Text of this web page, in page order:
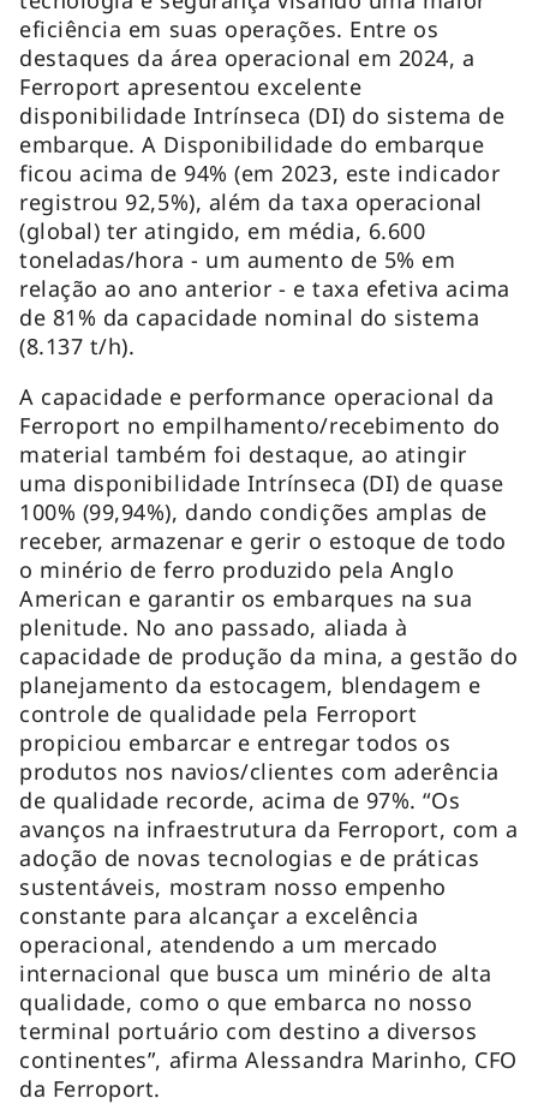
eficiência em suas operações. Entre os
destaques da área operacional em 2024, a
Ferroport apresentou excelente
disponibilidade Intrínseca (DI) do sistema de
embarque. A Disponibilidade do embarque
ficou acima de 94% (em 2023, este indicador
registrou 92,5%), além da taxa operacional
(global) ter atingido, em média, 6.600
toneladas/hora - um aumento de 5% em
relação ao ano anterior - e taxa efetiva acima
de 81% da capacidade nominal do sistema
(8.137 t/h).
A capacidade e performance operacional da
Ferroport no empilhamento/recebimento do
material também foi destaque, ao atingir
uma disponibilidade Intrínseca (DI) de quase
100% (99,94%), dando condições amplas de
receber, armazenar e gerir o estoque de todo
o minério de ferro produzido pela Anglo
American e garantir os embarques na sua
plenitude. No ano passado, aliada à
capacidade de produção da mina, a gestão do
planejamento da estocagem, blendagem e
controle de qualidade pela Ferroport
propiciou embarcar e entregar todos os
produtos nos navios/clientes com aderência
de qualidade recorde, acima de 97%. “Os
avanços na infraestrutura da Ferroport, com a
adoção de novas tecnologias e de práticas
sustentáveis, mostram nosso empenho
constante para alcançar a excelência
operacional, atendendo a um mercado
internacional que busca um minério de alta
qualidade, como o que embarca no nosso
terminal portuário com destino a diversos
continentes”, afirma Alessandra Marinho, CFO
da Ferroport.